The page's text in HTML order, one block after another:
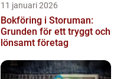
11 januari 2026
Bokföring i Storuman:
Grunden för ett tryggt och
lönsamt företag